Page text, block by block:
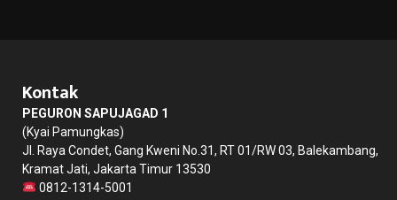
Kontak
PEGURON SAPUJAGAD 1
(Kyai Pamungkas)
Jl. Raya Condet, Gang Kweni No.31, RT 01/RW 03, Balekambang,
Kramat Jati, Jakarta Timur 13530
0812-1314-5001